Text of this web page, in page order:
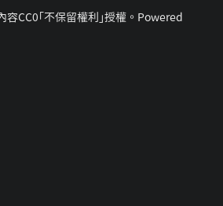
容CC0｢不保留權利｣授權。Powered